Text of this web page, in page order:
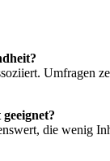
Umfragen
die wenig